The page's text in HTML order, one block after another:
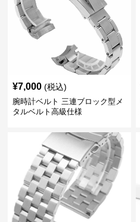
¥7,000 (税込)
腕時計ベルト 三連ブロック型メ
タルベルト高級仕様